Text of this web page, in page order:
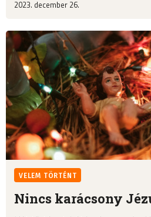
2023. december 26.
VELEM TÖRTÉNT
Nincs karácsony